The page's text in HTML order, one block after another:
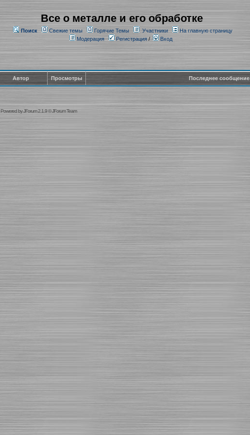
Все о металле и его обработке
Поиск Свежие темы Горячие Темы Участники
На главную страницу
Модерация
Регистрация/ Вход
Автор Просмотры Последнее сообщение
Powered byJForum 2.1.9©JForum Team